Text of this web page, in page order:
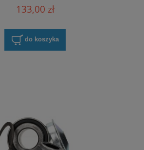
133,00 zł
do koszyka